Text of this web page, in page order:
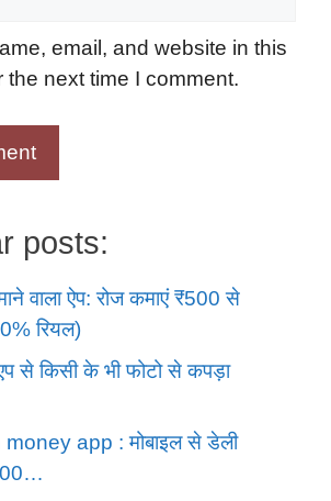
email, and website in this
the next time I comment.
posts:
वाला ऐप: रोज कमाएं ₹500 से
रियल)
से किसी के भी फोटो से कपड़ा
app : मोबाइल से डेली